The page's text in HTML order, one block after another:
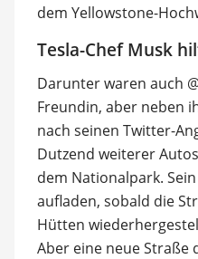
dem Yellowstone-
Tesla-Chef Musk
Darunter waren auch
Freundin, aber neben
nach seinen Twitter-
Dutzend weiterer
dem Nationalpark.
aufladen, sobald die
Hütten
Aber eine neue Straße